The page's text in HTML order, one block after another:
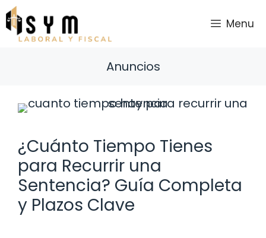
Saltar
al
contenido
Menu
Anuncios
¿Cuánto Tiempo Tienes
para Recurrir una
Sentencia? Guía Completa
y Plazos Clave